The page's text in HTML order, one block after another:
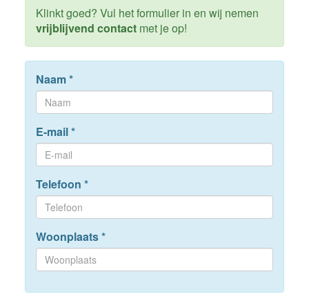
Klinkt goed? Vul het formulier in en wij nemen
vrijblijvend contactmet je op!
Naam*
E-mail*
Telefoon *
Woonplaats*